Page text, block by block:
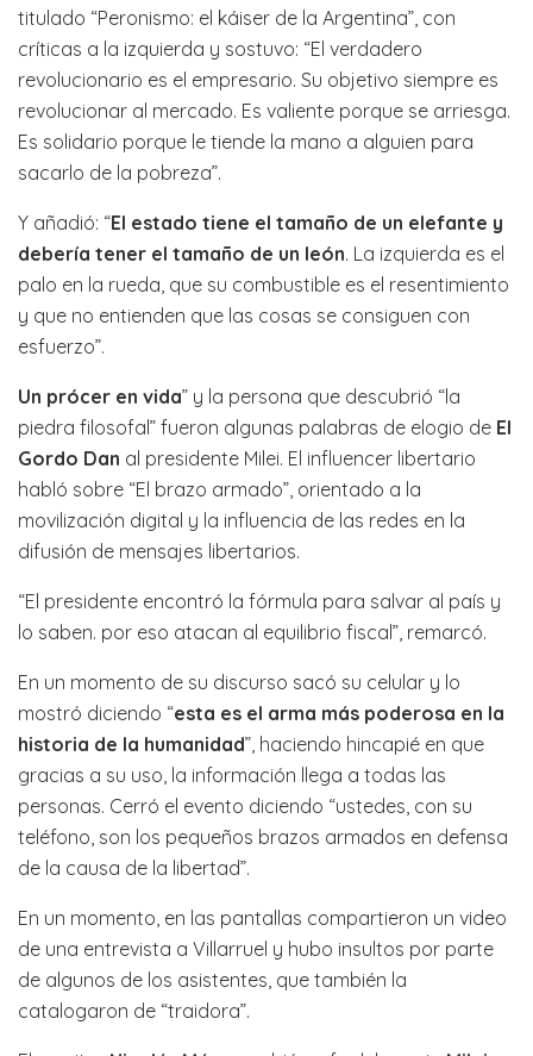
titulado “Peronismo: el káiser de la Argentina”, con
críticas a la izquierda y sostuvo: “El verdadero
revolucionario es el empresario. Su objetivo siempre es
revolucionar al mercado. Es valiente porque se arriesga.
Es solidario porque le tiende la mano a alguien para
sacarlo de la pobreza”.
Y añadió: “El estado tiene el tamaño de un elefante y
debería tener el tamaño de un león. La izquierda es el
palo en la rueda, que su combustible es el resentimiento
y que no entienden que las cosas se consiguen con
esfuerzo”.
Un prócer en vida” y la persona que descubrió “la
piedra filosofal” fueron algunas palabras de elogio de El
Gordo Dan al presidente Milei. El influencer libertario
habló sobre “El brazo armado”, orientado a la
movilización digital y la influencia de las redes en la
difusión de mensajes libertarios.
“El presidente encontró la fórmula para salvar al país y
lo saben. por eso atacan al equilibrio fiscal”, remarcó.
En un momento de su discurso sacó su celular y lo
mostró diciendo “esta es el arma más poderosa en la
historia de la humanidad”, haciendo hincapié en que
gracias a su uso, la información llega a todas las
personas. Cerró el evento diciendo “ustedes, con su
teléfono, son los pequeños brazos armados en defensa
de la causa de la libertad”.
En un momento, en las pantallas compartieron un video
de una entrevista a Villarruel y hubo insultos por parte
de algunos de los asistentes, que también la
catalogaron de “traidora”.